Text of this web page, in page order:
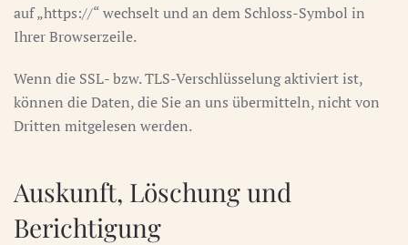
auf „https://“ wechselt und an dem Schloss-Symbol in
Ihrer Browserzeile.
Wenn die SSL- bzw. TLS-Verschlüsselung aktiviert ist,
können die Daten, die Sie an uns übermitteln, nicht von
Dritten mitgelesen werden.
Auskunft, Löschung und
Berichtigung